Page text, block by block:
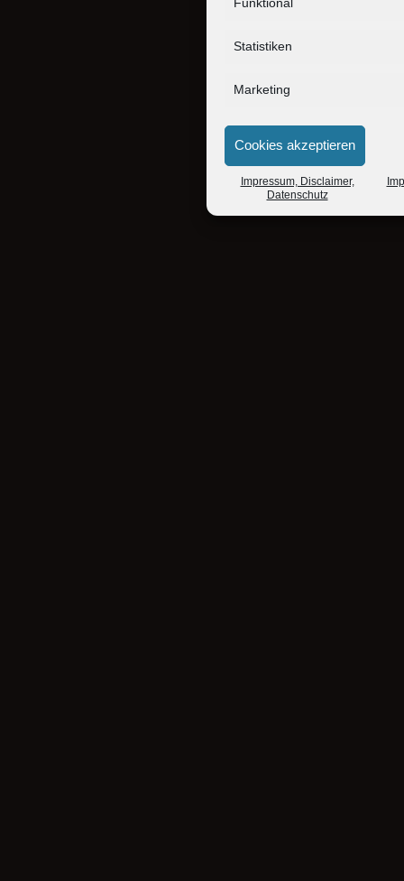
Statistiken
Marketing
Cookies akzeptieren
Impressum, Disclaimer,
Datenschutz